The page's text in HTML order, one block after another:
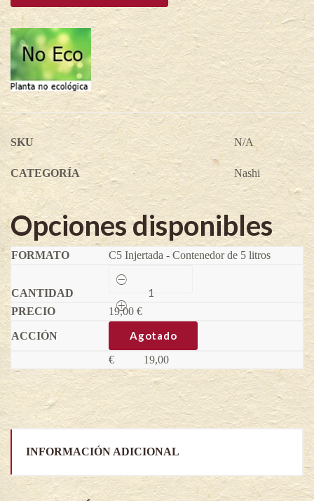
SKU N/A
CATEGORÍA Nashi
Opciones disponibles
C5 Injertada - Contenedor de 5 litros
Nashi
Hosui
Pyrus
pyrifolia
(Variedad
injertada)
quantity
19,00 €
Agotado
€ 19,00
INFORMACIÓN ADICIONAL